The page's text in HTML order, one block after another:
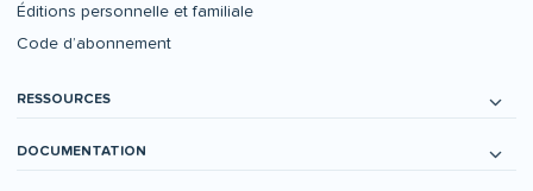
Éditions personnelle et familiale
Code d’abonnement
RESSOURCES
DOCUMENTATION